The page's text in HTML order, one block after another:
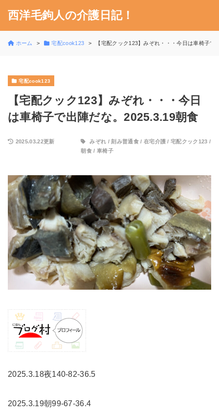
西洋毛鉤人の介護日記！
ホーム 宅配cook123 【宅配クック123】みぞれ・・・今日は車椅子で
宅配cook123
【宅配クック123】みぞれ・・・今日
は車椅子で出陣だな。2025.3.19朝食
2025.03.22更新 みぞれ /刻み普通食/ 在宅介護 /宅配クック123 /
朝食/ 車椅子
2025.3.18夜140-82-36.5
2025.3.19朝99-67-36.4